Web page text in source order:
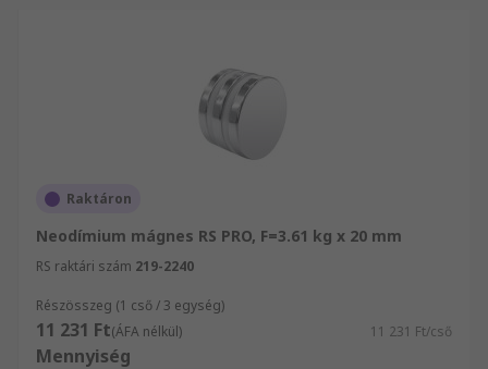
Raktáron
Neodímium mágnes RS PRO, F=3.61 kg x 20 mm
RS raktári szám 219-2240
Részösszeg (1 cső / 3 egység)
11 231 Ft(ÁFA nélkül) 11 231 Ft/cső
Mennyiség